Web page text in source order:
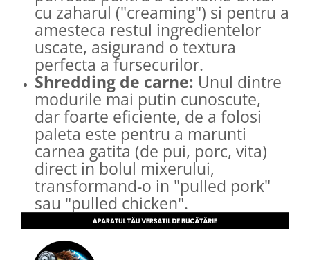
cu zaharul ("creaming") si pentru a
amesteca restul ingredientelor
uscate, asigurand o textura
perfecta a fursecurilor.
Shredding de carne: Unul dintre
modurile mai putin cunoscute,
dar foarte eficiente, de a folosi
paleta este pentru a marunti
carnea gatita (de pui, porc, vita)
direct in bolul mixerului,
transformand-o in "pulled pork"
sau "pulled chicken".